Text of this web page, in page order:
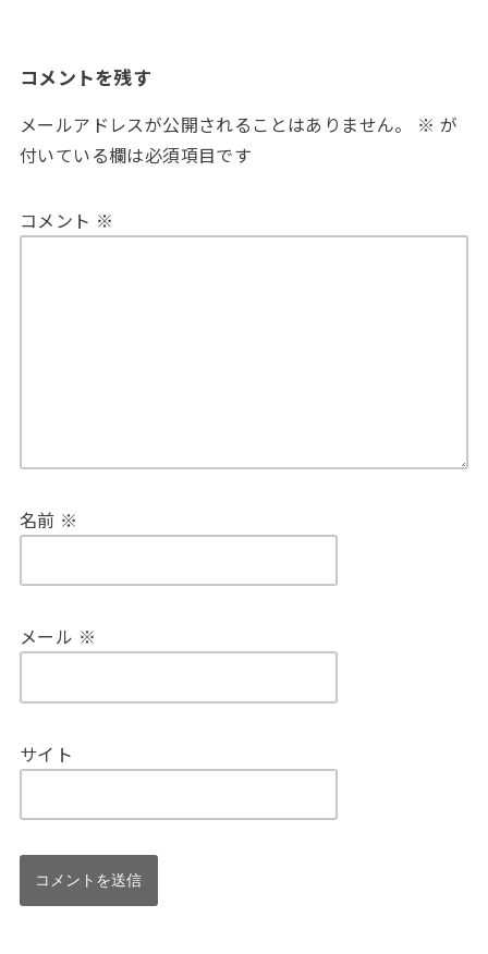
コメントを残す
メールアドレスが公開されることはありません。 ※ が
付いている欄は必須項目です
コメント ※
名前 ※
メール ※
サイト